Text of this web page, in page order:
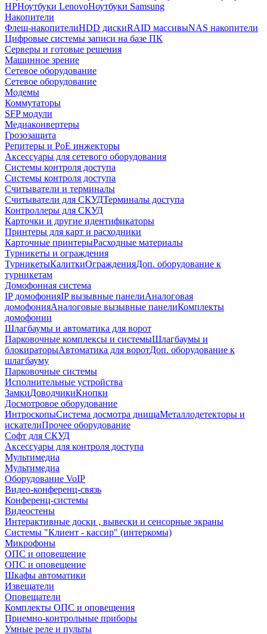
HPНоутбуки LenovoНоутбуки Samsung
Накопители
Флеш-накопителиHDD дискиRAID массивыNAS накопители
Цифровые системы записи на базе ПК
Серверы и готовые решения
Машинное зрение
Сетевое оборудование
Сетевое оборудование
Модемы
Коммутаторы
SFP модули
Медиаконвертеры
Грозозащита
Репитеры и PoE инжекторы
Аксессуары для сетевого оборудования
Системы контроля доступа
Системы контроля доступа
Считыватели и терминалы
Считыватели для СКУДТерминалы доступа
Контроллеры для СКУД
Карточки и другие идентификаторы
Принтеры для карт и расходники
Карточные принтерыРасходные материалы
Турникеты и ограждения
ТурникетыКалиткиОгражденияДоп. оборудование к
турникетам
Домофонная система
IP домофонияIP вызывные панелиАналоговая
домофонияАналоговые вызывные панелиКомплекты
домофонии
Шлагбаумы и автоматика для ворот
Парковочные комплексы и системыШлагбаумы и
блокираторыАвтоматика для воротДоп. оборудование к
шлагбауму
Парковочные системы
Исполнительные устройства
ЗамкиДоводчикиКнопки
Досмотровое оборудование
ИнтроскопыСистема досмотра днищаМеталлодетекторы и
искателиПрочее оборудование
Софт для СКУД
Аксессуары для контроля доступа
Мультимедиа
Мультимедиа
Оборудование VoIP
Видео-конференц-связь
Конференц-системы
Видеостены
Интерактивные доски , вывески и сенсорные экраны
Системы "Клиент - кассир" (интеркомы)
Микрофоны
ОПС и оповещение
ОПС и оповещение
Шкафы автоматики
Извещатели
Оповещатели
Комплекты ОПС и оповещения
Приемно-контрольные приборы
Умные реле и пульты